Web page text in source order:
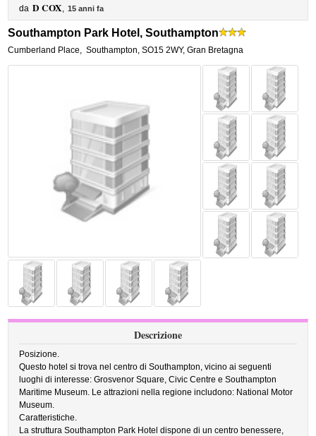
da D COX, 15 anni fa
Southampton Park Hotel, Southampton
Cumberland Place, Southampton,SO15 2WY, Gran Bretagna
Descrizione
Posizione.
Questo hotel si trova nel centro di Southampton, vicino ai seguenti
luoghi di interesse: Grosvenor Square, Civic Centre e Southampton
Maritime Museum. Le attrazioni nella regione includono: National Motor
Museum.
Caratteristiche.
La struttura Southampton Park Hotel dispone di un centro benessere,